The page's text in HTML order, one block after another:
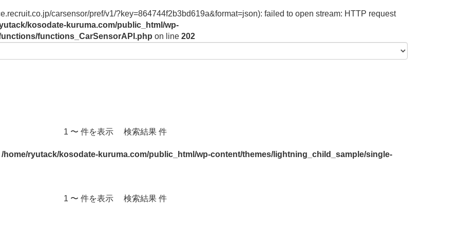
carsensor/pref/v1/?key=864744f2b3bd619a&format=json): failed to open stream: HTTP request
kosodate-kuruma.com/public_html/wp-
functions_CarSensorAPI.php on line 202
1 〜 件を表示 検索結果 件
/home/ryutack/kosodate-kuruma.com/public_html/wp-content/themes/lightning_child_sample/single-
1 〜 件を表示 検索結果 件